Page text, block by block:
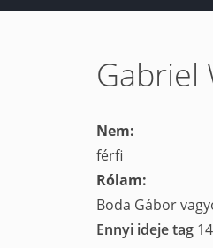
Gabriel
Nem:
férfi
Rólam:
Boda Gábor
Ennyi ideje tag